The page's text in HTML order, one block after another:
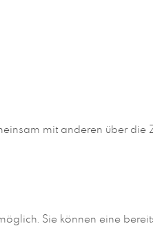
mit anderen über die
Sie können eine